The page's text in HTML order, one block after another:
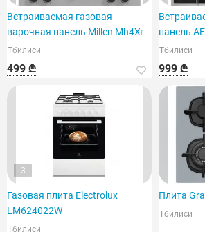
Встраиваемая газовая
варочная панель Millen Mh4Xr
Тбилиси
499 ₾
панель
Тбилиси
999 ₾
3
Газовая плита Electrolux
LM624022W
Тбилиси
Плита
Тбилиси